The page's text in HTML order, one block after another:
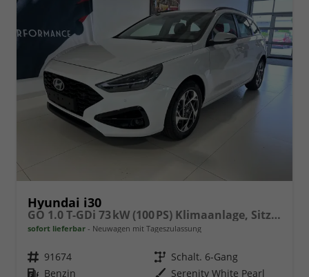
Hyundai i30
GO 1.0 T-GDi 73 kW (100 PS) Klimaanlage, Sitzheizung, Lenkradheizung, Navigationssystem, DAB, Apple CarPlay, Android Auto, Bluetooth, Freisprecheinrichtung, USB-Anschluss, Digitales Cockpit, LED-Abblendlicht, Dachreling, 16 Zoll Leichtmetallfelgen, uvm.
sofort lieferbar Neuwagen mit Tageszulassung
Fahrzeugnr. 91674 Getriebe Schalt. 6-Gang
Kraftstoff Benzin Außenfarbe Serenity White Pearl